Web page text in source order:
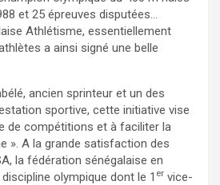
et 25 épreuves disputées…
Athlétisme, essentiellement
a ainsi signé une belle
ancien sprinteur et un des
sportive, cette initiative vise
de compétitions et à faciliter la
». A la grande satisfaction des
la fédération sénégalaise en
olympique dont le 1 er vice-